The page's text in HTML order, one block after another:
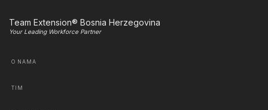
Team Extension® Bosnia Herzegovina
Your Leading Workforce Partner
O NAMA
TIM